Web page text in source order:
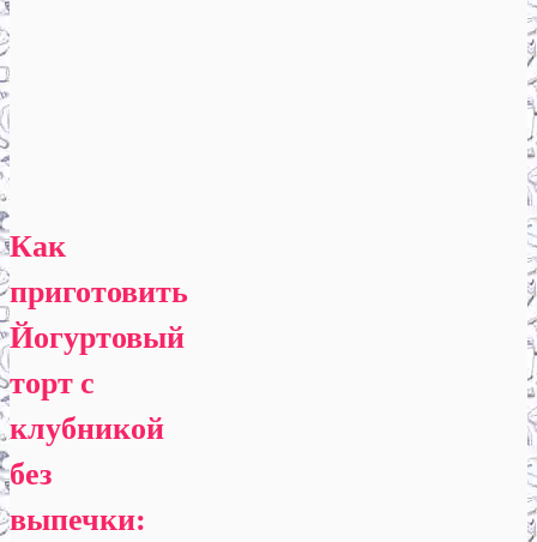
Как
приготовить
Йогуртовый
торт с
клубникой
без
выпечки: